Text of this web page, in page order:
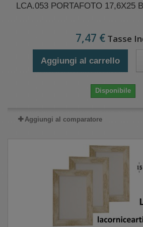
LCA.053 PORTAFOTO 17,6X25
7,47 € Tasse
Aggiungi al carrello
Disponibile
Aggiungi al comparatore